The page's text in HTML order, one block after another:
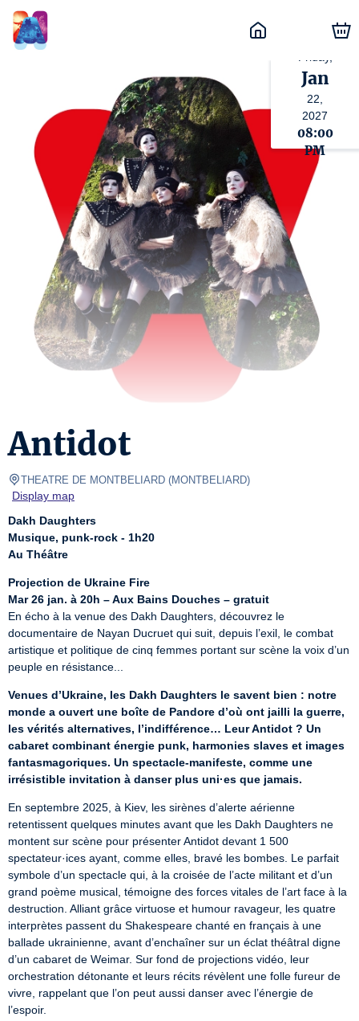
Jan
22,
2027
08:00
PM
Antidot
THEATRE DE MONTBELIARD (MONTBELIARD)
Display map
Dakh Daughters
Musique, punk-rock - 1h20
Au Théâtre
Projection de Ukraine Fire
Mar 26 jan. à 20h – Aux Bains Douches – gratuit
En écho à la venue des Dakh Daughters, découvrez le
documentaire de Nayan Ducruet qui suit, depuis l’exil, le combat
artistique et politique de cinq femmes portant sur scène la voix d’un
peuple en résistance...
Venues d’Ukraine, les Dakh Daughters le savent bien : notre
monde a ouvert une boîte de Pandore d’où ont jailli la guerre,
les vérités alternatives, l’indifférence… Leur Antidot ? Un
cabaret combinant énergie punk, harmonies slaves et images
fantasmagoriques. Un spectacle-manifeste, comme une
irrésistible invitation à danser plus uni·es que jamais.
En septembre 2025, à Kiev, les sirènes d’alerte aérienne
retentissent quelques minutes avant que les Dakh Daughters ne
montent sur scène pour présenter Antidot devant 1 500
spectateur·ices ayant, comme elles, bravé les bombes. Le parfait
symbole d’un spectacle qui, à la croisée de l’acte militant et d’un
grand poème musical, témoigne des forces vitales de l’art face à la
destruction. Alliant grâce virtuose et humour ravageur, les quatre
interprètes passent du Shakespeare chanté en français à une
ballade ukrainienne, avant d’enchaîner sur un éclat théâtral digne
d’un cabaret de Weimar. Sur fond de projections vidéo, leur
orchestration détonante et leurs récits révèlent une folle fureur de
vivre, rappelant que l’on peut aussi danser avec l’énergie de
l’espoir.